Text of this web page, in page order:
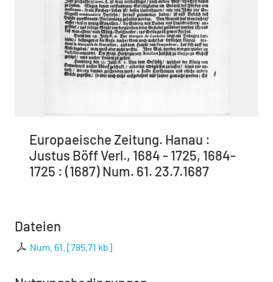
Europaeische Zeitung. Hanau :
Justus Böff Verl., 1684 - 1725, 1684-
1725 : (1687) Num. 61. 23.7.1687
Dateien
Num. 61. [785,71 kb]